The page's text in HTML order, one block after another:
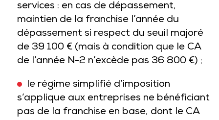
services : en cas de dépassement,
maintien de la franchise l’année du
dépassement si respect du seuil majoré
de 39 100 € (mais à condition que le CA
de l’année N-2 n’excède pas 36 800 €) ;
le régime simplifié d’imposition
s’applique aux entreprises ne bénéficiant
pas de la franchise en base, dont le CA